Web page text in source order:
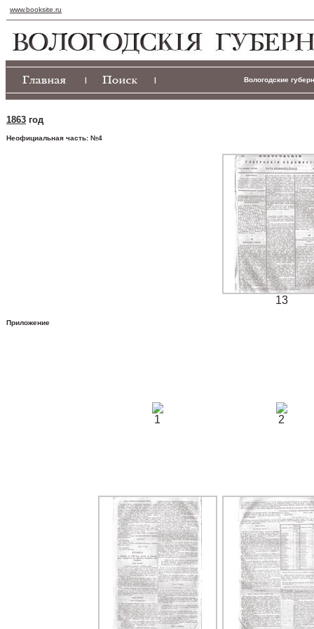
www.booksite.ru
| | Вологодские
1863 год
Неофициальная часть: №4
13
Приложение
1 2